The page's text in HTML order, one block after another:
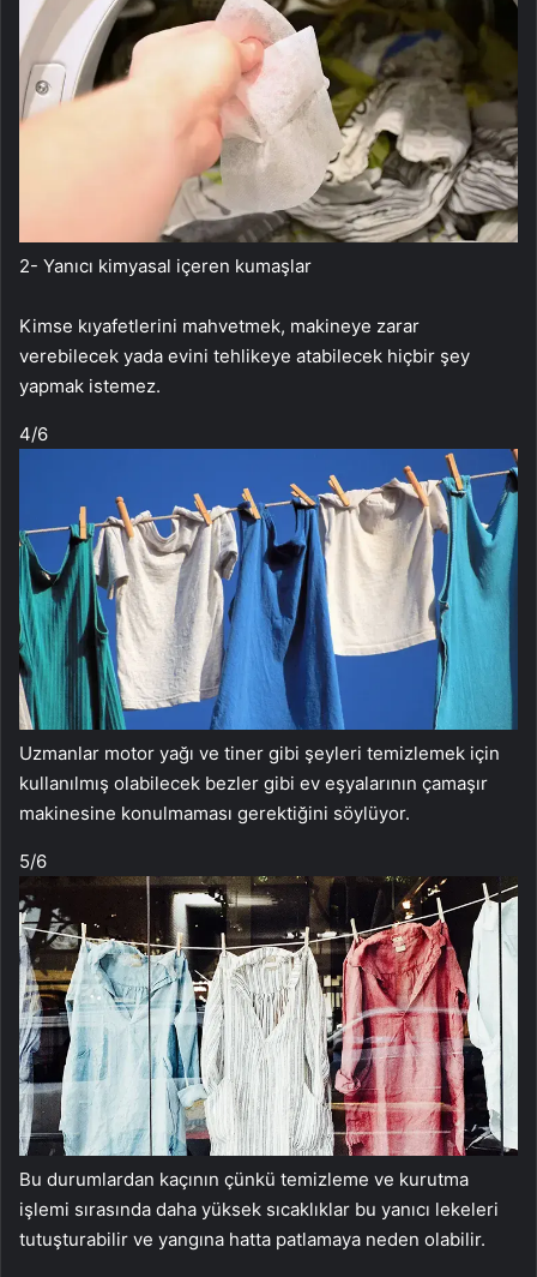
2- Yanıcı kimyasal içeren kumaşlar
Kimse kıyafetlerini mahvetmek, makineye zarar
verebilecek yada evini tehlikeye atabilecek hiçbir şey
yapmak istemez.
4/6
Uzmanlar motor yağı ve tiner gibi şeyleri temizlemek için
kullanılmış olabilecek bezler gibi ev eşyalarının çamaşır
makinesine konulmaması gerektiğini söylüyor.
5/6
Bu durumlardan kaçının çünkü temizleme ve kurutma
işlemi sırasında daha yüksek sıcaklıklar bu yanıcı lekeleri
tutuşturabilir ve yangına hatta patlamaya neden olabilir.